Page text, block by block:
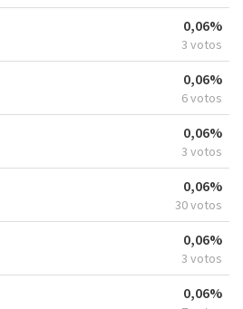
0,06%
3 votos
0,06%
6 votos
0,06%
3 votos
0,06%
30 votos
0,06%
3 votos
0,06%